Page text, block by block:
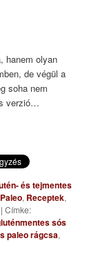
hanem olyan
de végül a
soha nem
verzió…
és tejmentes
Paleo, Receptek,
|Címke:
sós
paleo rágcsa,